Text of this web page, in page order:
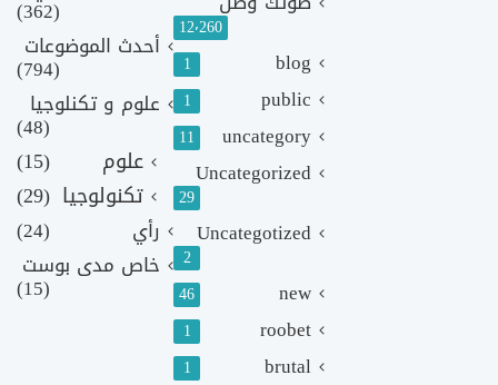
12٬260
blog
1
public
1
uncategory
11
Uncategorized
29
Uncategotized
2
new
46
roobet
1
brutal
1
(362)
أحدث الموضوعات
(794)
علوم و تكنلوجيا
(48)
علوم
(15)
تكنولوجيا (29)
رأي
(24)
خاص مدى بوست
(15)